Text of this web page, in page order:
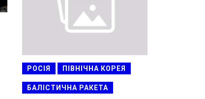
РОСІЯ ПІВНІЧНА КОРЕЯ
БАЛІСТИЧНА РАКЕТА